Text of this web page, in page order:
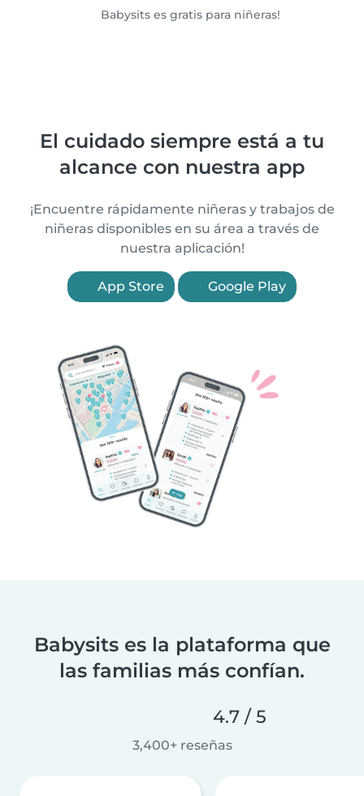
Babysits es gratis para niñeras!
El cuidado siempre está a tu
alcance con nuestra app
¡Encuentre rápidamente niñeras y trabajos de
niñeras disponibles en su área a través de
nuestra aplicación!
App Store Google Play
Babysits es la plataforma que
las familias más confían.
4.7 / 5
3,400+ reseñas